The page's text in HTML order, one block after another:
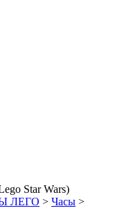
Star Wars)
ЛЕГО > Часы >